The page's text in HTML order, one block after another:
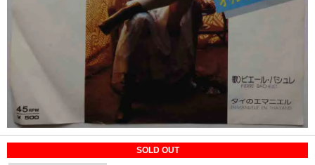
SOLD OUT